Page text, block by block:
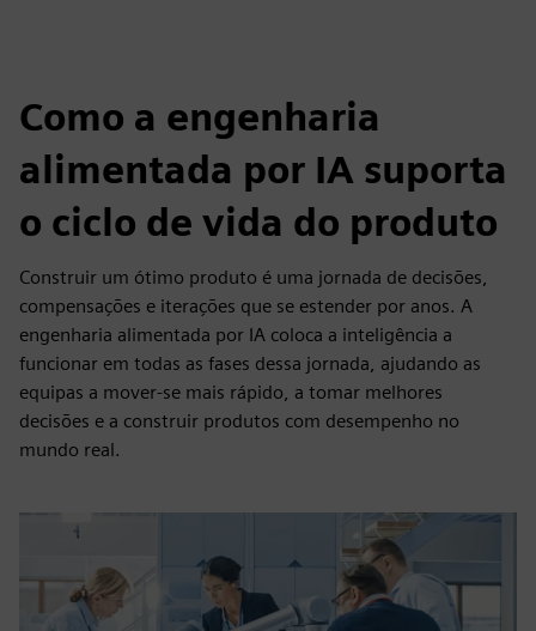
Como a engenharia
alimentada por IA suporta
o ciclo de vida do produto
Construir um ótimo produto é uma jornada de decisões,
compensações e iterações que se estender por anos. A
engenharia alimentada por IA coloca a inteligência a
funcionar em todas as fases dessa jornada, ajudando as
equipas a mover-se mais rápido, a tomar melhores
decisões e a construir produtos com desempenho no
mundo real.